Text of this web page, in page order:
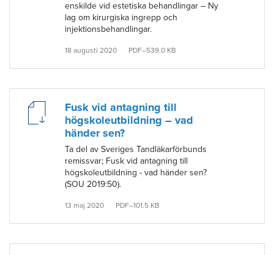
enskilde vid estetiska behandlingar – Ny
lag om kirurgiska ingrepp och
injektionsbehandlingar.
18 augusti 2020 PDF–539.0 KB
Fusk vid antagning till
högskoleutbildning – vad
händer sen?
Ta del av Sveriges Tandläkarförbunds
remissvar; Fusk vid antagning till
högskoleutbildning - vad händer sen?
(SOU 2019:50).
13 maj 2020 PDF–101.5 KB